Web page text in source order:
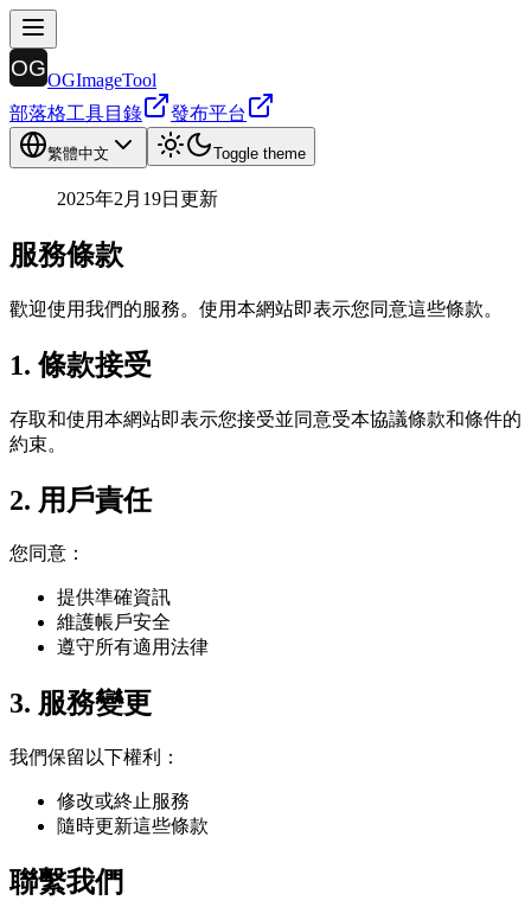
OGImageTool
部落格工具目錄 發布平台
繁體中文 Toggle theme
2025年2月19日更新
服務條款
歡迎使用我們的服務。使用本網站即表示您同意這些條款。
1. 條款接受
存取和使用本網站即表示您接受並同意受本協議條款和條件的
約束。
2. 用戶責任
您同意：
提供準確資訊
維護帳戶安全
遵守所有適用法律
3. 服務變更
我們保留以下權利：
修改或終止服務
隨時更新這些條款
聯繫我們